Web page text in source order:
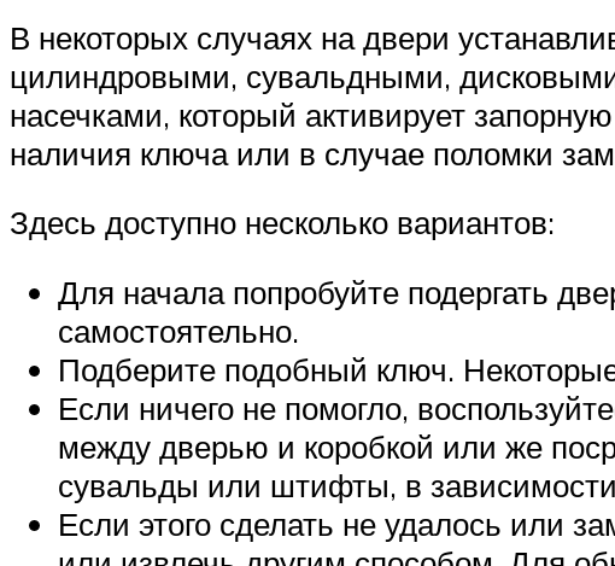
В некоторых случаях на двери
цилиндровыми, сувальдными,
насечками, который активирует
наличия ключа или в случае поломки
Здесь доступно несколько вариантов:
Для начала попробуйте подергать
самостоятельно.
Подберите подобный ключ.
Если ничего не помогло,
между дверью и коробкой или же
сувальды или штифты, в
Если этого сделать не удалось или